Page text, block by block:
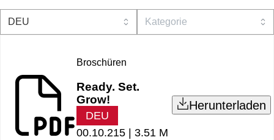
Broschüren
Ready. Set.
Grow!
DEU
00.10.215 | 3.51 M
Herunterladen